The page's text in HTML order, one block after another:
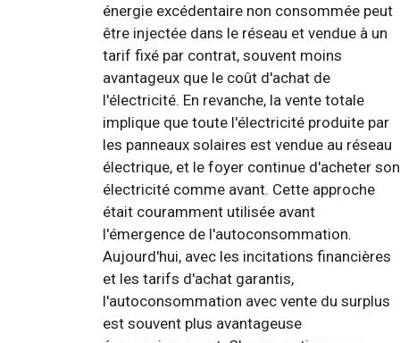
énergie excédentaire non consommée peut
être injectée dans le réseau et vendue à un
tarif fixé par contrat, souvent moins
avantageux que le coût d'achat de
l'électricité. En revanche, la vente totale
implique que toute l'électricité produite par
les panneaux solaires est vendue au réseau
électrique, et le foyer continue d'acheter son
électricité comme avant. Cette approche
était couramment utilisée avant
l'émergence de l'autoconsommation.
Aujourd'hui, avec les incitations financières
et les tarifs d'achat garantis,
l'autoconsommation avec vente du surplus
est souvent plus avantageuse